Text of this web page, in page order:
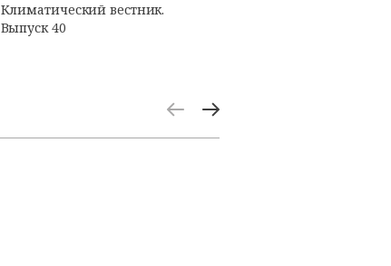
Климатический вестник.
Выпуск 40